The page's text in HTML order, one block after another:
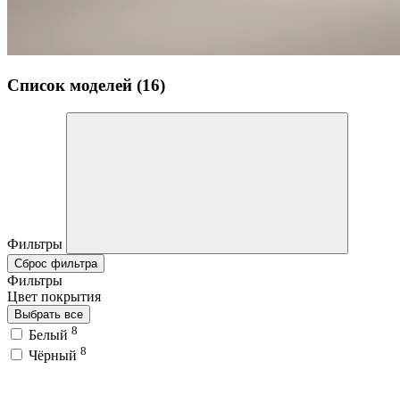
Список моделей (16)
Фильтры
Сброс фильтра
Фильтры
Цвет покрытия
Выбрать все
Белый 8
Чёрный 8